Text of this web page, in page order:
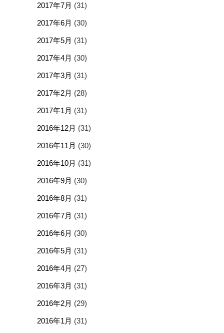
2017年7月 (31)
2017年6月 (30)
2017年5月 (31)
2017年4月 (30)
2017年3月 (31)
2017年2月 (28)
2017年1月 (31)
2016年12月 (31)
2016年11月 (30)
2016年10月 (31)
2016年9月 (30)
2016年8月 (31)
2016年7月 (31)
2016年6月 (30)
2016年5月 (31)
2016年4月 (27)
2016年3月 (31)
2016年2月 (29)
2016年1月 (31)